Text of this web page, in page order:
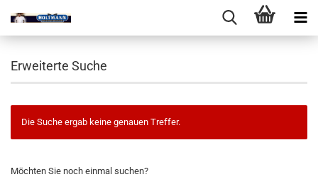
Erweiterte Suche
Die Suche ergab keine genauen Treffer.
MÖCHTEN
Möchten Sie noch einmal suchen?